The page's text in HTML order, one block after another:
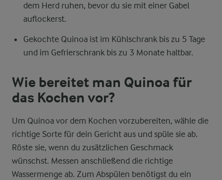
dem Herd ruhen, bevor du sie mit einer Gabel
auflockerst.
Gekochte Quinoa ist im Kühlschrank bis zu 5 Tage
und im Gefrierschrank bis zu 3 Monate haltbar.
Wie bereitet man Quinoa für
das Kochen vor?
Um Quinoa vor dem Kochen vorzubereiten, wähle die
richtige Sorte für dein Gericht aus und spüle sie ab.
Röste sie, wenn du zusätzlichen Geschmack
wünschst. Messen anschließend die richtige
Wassermenge ab. Zum Abspülen benötigst du ein